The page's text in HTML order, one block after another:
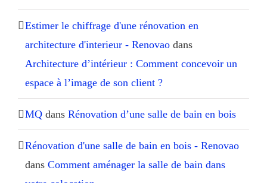
Estimer le chiffrage d'une rénovation en
architecture d'interieur - Renovao dans
Architecture d’intérieur : Comment concevoir un
espace à l’image de son client ?
MQ dans Rénovation d’une salle de bain en bois
Rénovation d'une salle de bain en bois - Renovao
dans Comment aménager la salle de bain dans